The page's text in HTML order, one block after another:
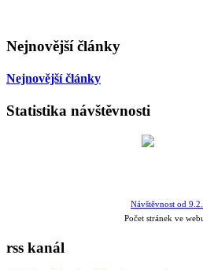
Nejnovější články
Nejnovější články
Statistika návštěvnosti
Návštěvnost od
Počet stránek ve
rss kanál